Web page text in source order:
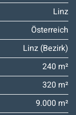
Linz
Österreich
Linz (Bezirk)
240 m²
320 m²
9.000 m²